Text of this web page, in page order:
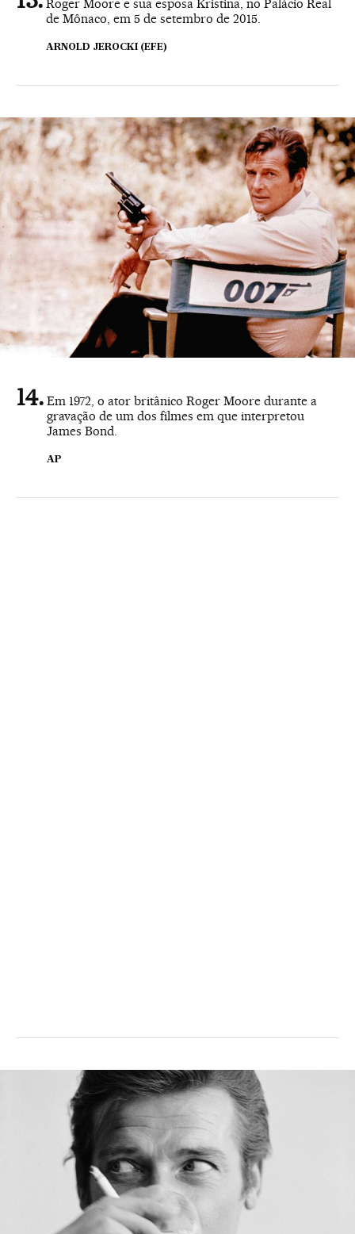
Roger Moore e sua esposa Kristina, no Palácio Real
de Mônaco, em 5 de setembro de 2015.
ARNOLD JEROCKI (EFE)
Em 1972, o ator britânico Roger Moore durante a
gravação de um dos filmes em que interpretou
James Bond.
AP